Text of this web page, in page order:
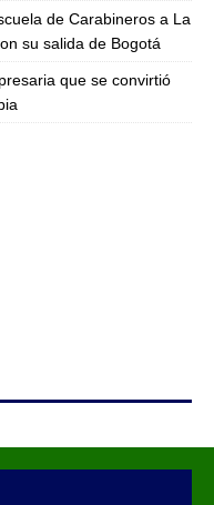
de Carabineros a La
su salida de Bogotá
que se convirtió